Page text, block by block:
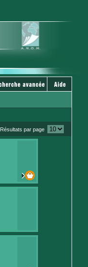
Résultats par page